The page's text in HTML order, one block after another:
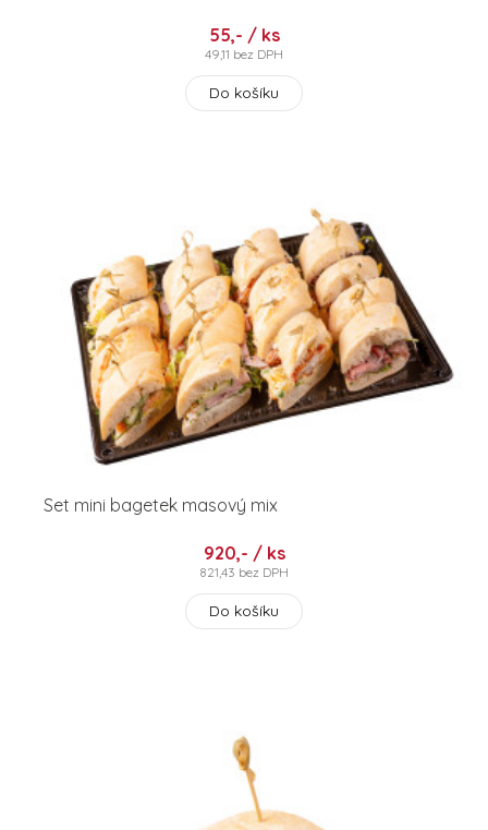
55,- / ks
49,11 bez DPH
Do košíku
Set mini bagetek masový mix
920,- / ks
821,43 bez DPH
Do košíku